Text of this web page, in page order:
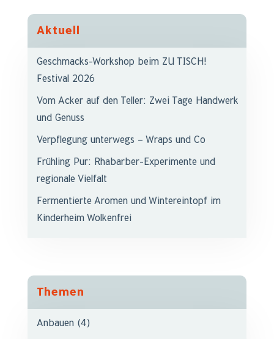
Aktuell
Geschmacks-Workshop beim ZU TISCH!
Festival 2026
Vom Acker auf den Teller: Zwei Tage Handwerk
und Genuss
Verpflegung unterwegs – Wraps und Co
Frühling Pur: Rhabarber-Experimente und
regionale Vielfalt
Fermentierte Aromen und Wintereintopf im
Kinderheim Wolkenfrei
Themen
Anbauen(4)